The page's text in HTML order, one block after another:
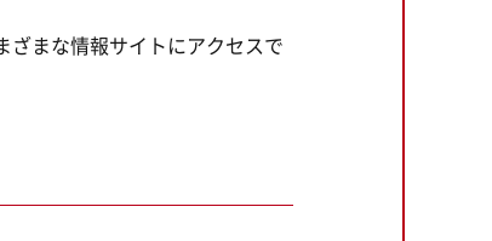
ざまな情報サイトにアクセスで